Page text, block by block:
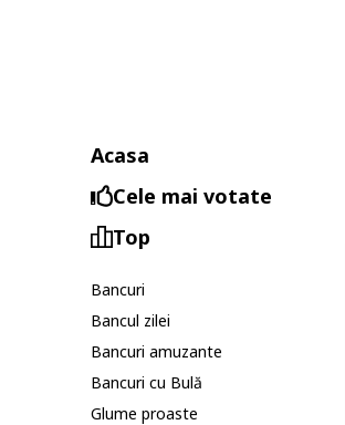
Acasa
Cele mai votate
Top
Bancuri
Bancul zilei
Bancuri amuzante
Bancuri cu Bulă
Glume proaste